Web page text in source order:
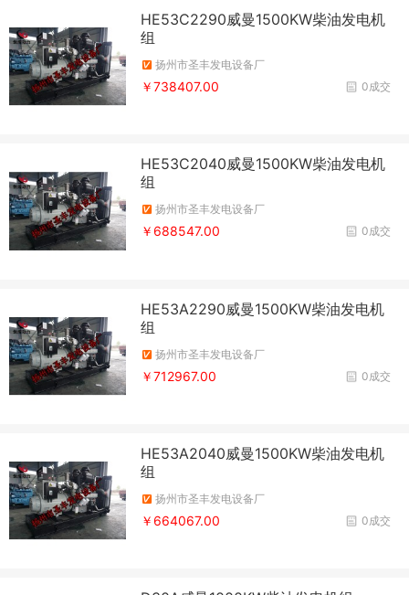
HE53C2290威曼1500KW柴油发电机
组
扬州市圣丰发电设备厂
0成交
￥738407.00
HE53C2040威曼1500KW柴油发电机
组
扬州市圣丰发电设备厂
0成交
￥688547.00
HE53A2290威曼1500KW柴油发电机
组
扬州市圣丰发电设备厂
0成交
￥712967.00
HE53A2040威曼1500KW柴油发电机
组
扬州市圣丰发电设备厂
0成交
￥664067.00